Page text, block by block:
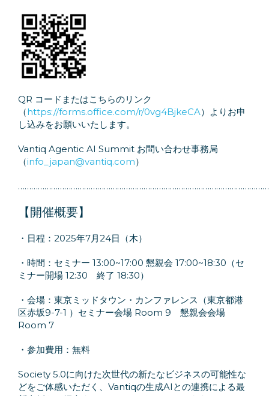
QR コードまたはこちらのリンク
（https://forms.office.com/r/0vg4BjkeCA）よりお申
し込みをお願いいたします。
Vantiq Agentic AI Summit お問い合わせ事務局
（info_japan@vantiq.com）
……………………………………………………………………………………………………
【開催概要】
・日程：2025年7月24日（木）
・時間：セミナー 13:00~17:00 懇親会 17:00~18:30（セ
ミナー開場 12:30 終了 18:30）
・会場：東京ミッドタウン・カンファレンス（東京都港
区赤坂9-7-1 ）セミナー会場 Room 9 懇親会会場
Room 7
・参加費用：無料
Society 5.0に向けた次世代の新たなビジネスの可能性な
どをご体感いただく、Vantiqの生成AIとの連携による最